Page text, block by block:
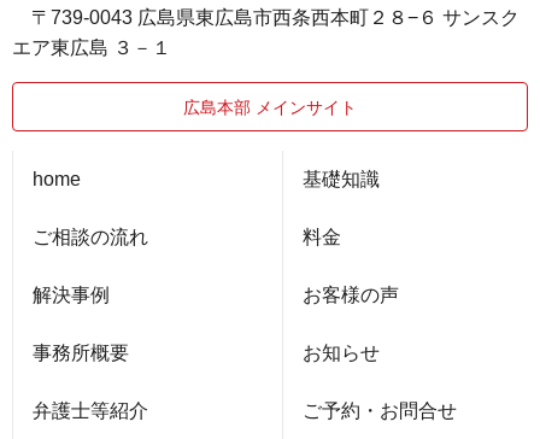
〒739-0043 広島県東広島市西条西本町２８−６ サンスク
エア東広島 ３－１
広島本部 メインサイト
home
ご相談の流れ
解決事例
事務所概要
弁護士等紹介
基礎知識
料金
お客様の声
お知らせ
ご予約・お問合せ